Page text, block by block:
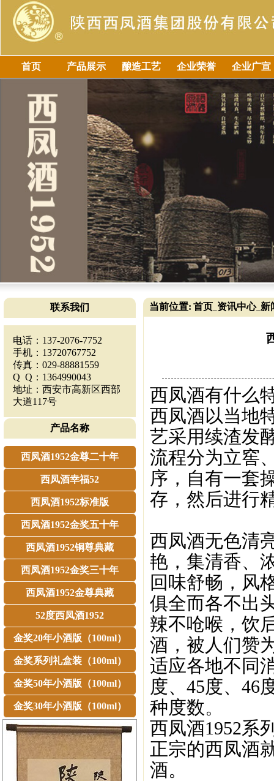
首页 产品展示 酿造工艺 企业荣誉 企业广宣
联系我们
电话：137-2076-7752
手机：13720767752
传真：029-88881559
Q Q：1364990043
地址：西安市高新区西部
大道117号
产品名称
西凤酒1952金尊二十年
西凤酒幸福52
西凤酒1952标准版
西凤酒1952金奖五十年
西凤酒1952铜尊典藏
西凤酒1952金奖三十年
西凤酒1952金尊典藏
52度西凤酒1952
金奖20年小酒版（100ml）
金奖系列礼盒装（100ml）
金奖50年小酒版（100ml）
金奖30年小酒版（100ml）
当前位置: 首页 资讯中心_ 新
西凤酒有什么
西凤酒以当地
艺采用续渣发
流程分为立窖
序，自有一套
存，然后进行
西凤酒无色清
艳，集清香、
回味舒畅，风
俱全而各不出
辣不呛喉，饮
酒，被人们赞
适应各地不同
度、45度、46
种度数。
西凤酒1952系
正宗的西凤酒
酒。